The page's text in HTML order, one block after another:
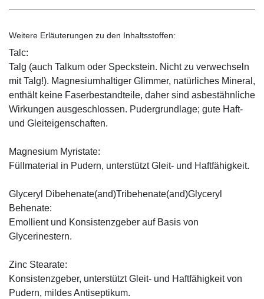
Weitere Erläuterungen zu den Inhaltsstoffen:
Talc:
Talg (auch Talkum oder Speckstein. Nicht zu verwechseln
mit Talg!). Magnesiumhaltiger Glimmer, natürliches Mineral,
enthält keine Faserbestandteile, daher sind asbestähnliche
Wirkungen ausgeschlossen. Pudergrundlage; gute Haft-
und Gleiteigenschaften.
Magnesium Myristate:
Füllmaterial in Pudern, unterstützt Gleit- und Haftfähigkeit.
Glyceryl Dibehenate(and)Tribehenate(and)Glyceryl
Behenate:
Emollient und Konsistenzgeber auf Basis von
Glycerinestern.
Zinc Stearate:
Konsistenzgeber, unterstützt Gleit- und Haftfähigkeit von
Pudern, mildes Antiseptikum.